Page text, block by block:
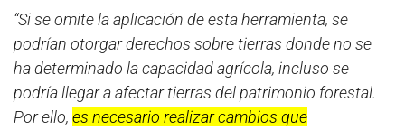
“Si se omite la aplicación de esta herramienta, se
podrían otorgar derechos sobre tierras donde no se
ha determinado la capacidad agrícola, incluso se
podría llegar a afectar tierras del patrimonio forestal.
Por ello, es necesario realizar cambios que